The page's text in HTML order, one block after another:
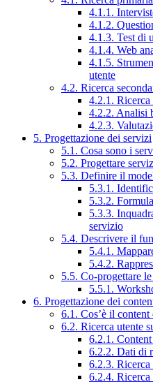
4.1.1.
4.1.2.
4.1.3. Test di
4.1.4. Web
4.1.5.
utente
4.2. Ricerca
4.2.1. Ricerca
4.2.2. Analisi
4.2.3.
5. Progettazione dei servizi
5.1. Cosa sono i
5.2. Progettare
5.3. Definire il
5.3.1.
5.3.2.
5.3.3.
servizio
5.4. Descrivere il
5.4.1.
5.4.2.
5.5. Co-progettare
5.5.1.
6. Progettazione dei
6.1. Cos’è il content
6.2. Ricerca utente
6.2.1.
6.2.2. Dati di
6.2.3.
6.2.4.